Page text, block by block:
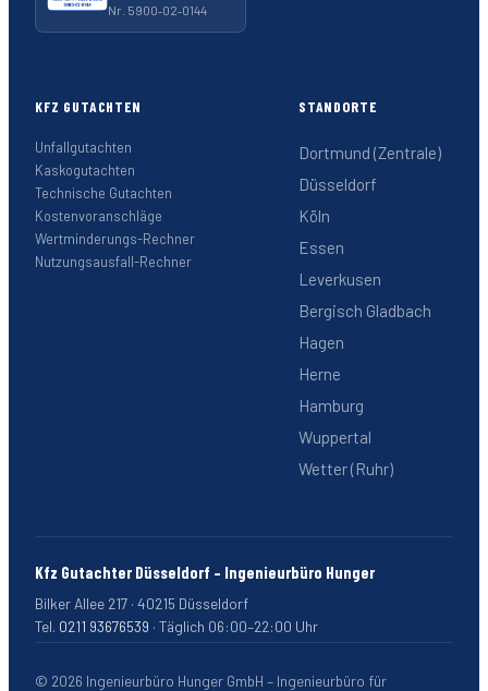
Nr. 5900‑02‑0144
KFZ GUTACHTEN
Unfallgutachten
Kaskogutachten
Technische Gutachten
Kostenvoranschläge
Wertminderungs-Rechner
Nutzungsausfall-Rechner
STANDORTE
Dortmund (Zentrale)
Düsseldorf
Köln
Essen
Leverkusen
Bergisch Gladbach
Hagen
Herne
Hamburg
Wuppertal
Wetter (Ruhr)
Kfz Gutachter Düsseldorf – Ingenieurbüro Hunger
Bilker Allee 217 · 40215 Düsseldorf
Tel. 0211 93676539 · Täglich 06:00–22:00 Uhr
© 2026 Ingenieurbüro Hunger GmbH – Ingenieurbüro für